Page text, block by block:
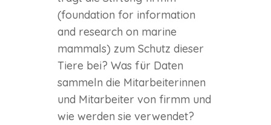
(foundation for information
and research on marine
mammals) zum Schutz dieser
Tiere bei? Was für Daten
sammeln die Mitarbeiterinnen
und Mitarbeiter von firmm und
wie werden sie verwendet?